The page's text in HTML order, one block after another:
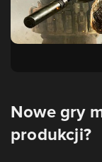
Nowe gry
produkcji?